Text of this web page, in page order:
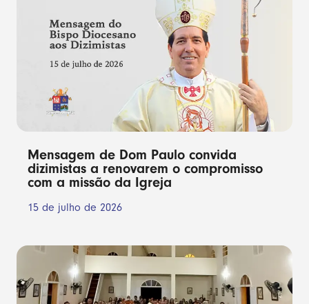
Mensagem de Dom Paulo convida
dizimistas a renovarem o compromisso
com a missão da Igreja
15 de julho de 2026